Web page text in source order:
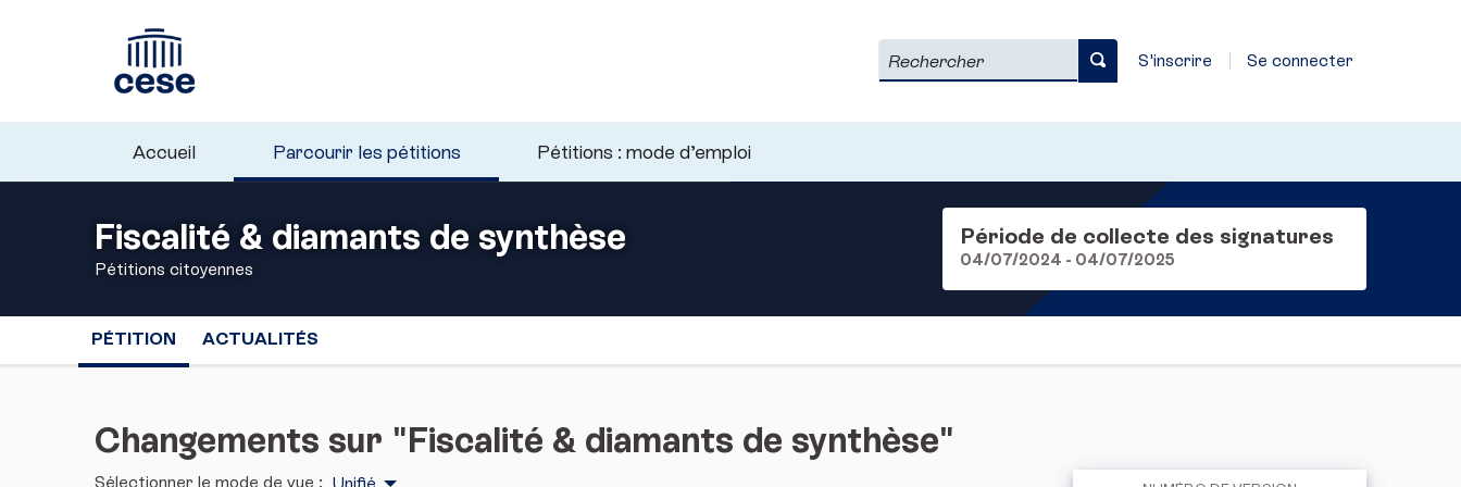
Rechercher S'inscrire Se connecter
Accueil Parcourir les pétitions Pétitions : mode d’emploi
Fiscalité & diamants de synthèse
Pétitions citoyennes
Période de collecte des signatures
04/07/2024 - 04/07/2025
PÉTITION ACTUALITÉS
Changements sur "Fiscalité & diamants de synthèse"
Sélectionner le mode de vue :